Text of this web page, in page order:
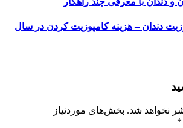
دندان – هزینه کامپوزیت کردن در سال
نخواهد شد. بخش‌های موردنیاز
*